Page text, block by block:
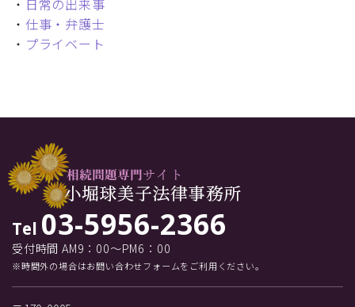
・ 日常の出来事
・ 仕事・弁護士
・ プライベート
Tel 03-5956-2366
受付時間 AM9：00～PM6：00
※時間外の場合はお問い合わせフォームをご利用ください。